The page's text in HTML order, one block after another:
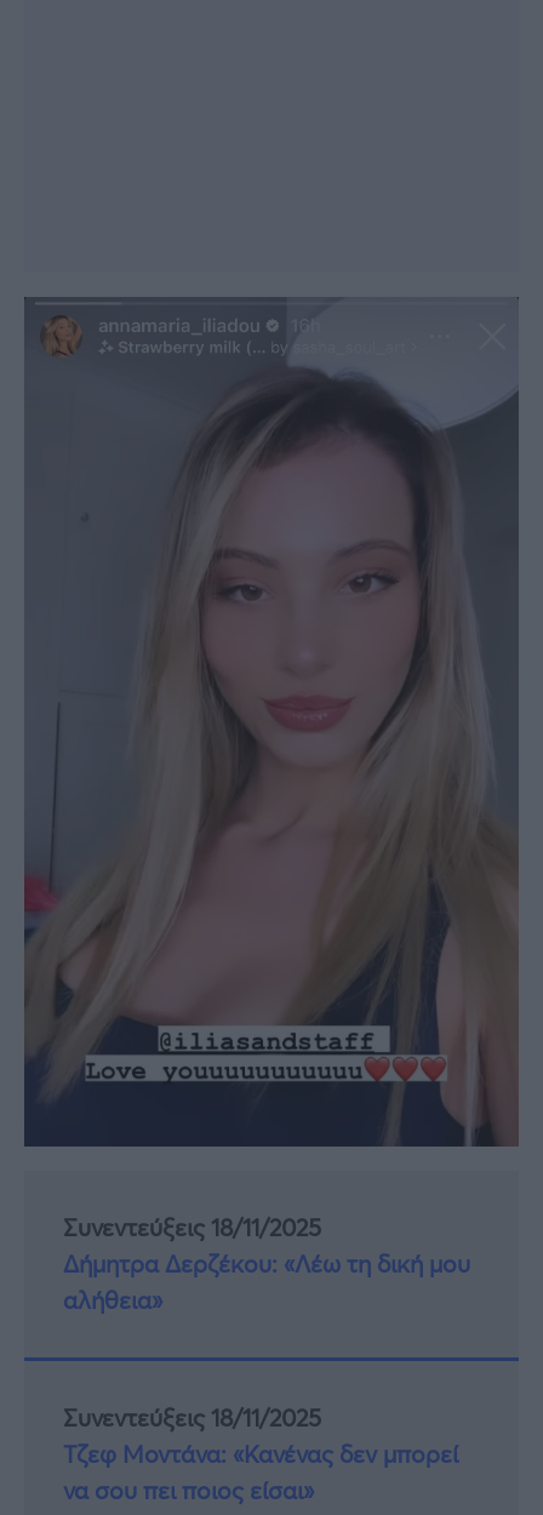
Συνεντεύξεις 18/11/2025
Δήμητρα Δερζέκου: «Λέω τη δική μου
αλήθεια»
Συνεντεύξεις 18/11/2025
Τζεφ Μοντάνα: «Κανένας δεν μπορεί
να σου πει ποιος είσαι»